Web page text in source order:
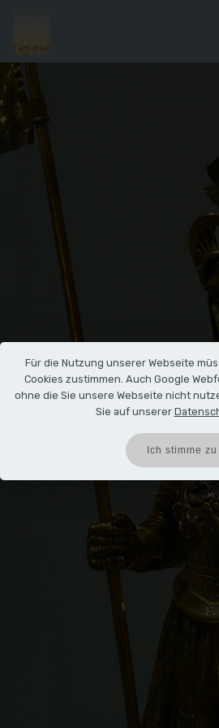
Für die Nutzung unserer Webseite
Cookies zustimmen. Auch Google
ohne die Sie unsere Webseite nicht
Sie auf unserer
Ich stimme zu